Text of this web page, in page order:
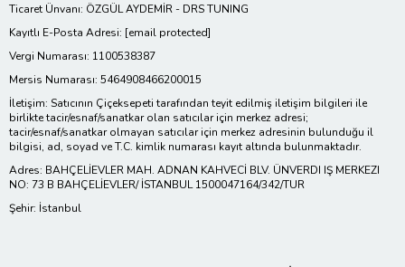
Ticaret Ünvanı: ÖZGÜL AYDEMİR - DRS TUNING
Kayıtlı E-Posta Adresi: [email protected]
Vergi Numarası: 1100538387
Mersis Numarası: 5464908466200015
İletişim: Satıcının Çiçeksepeti tarafından teyit edilmiş iletişim bilgileri ile
birlikte tacir/esnaf/sanatkar olan satıcılar için merkez adresi;
tacir/esnaf/sanatkar olmayan satıcılar için merkez adresinin bulunduğu il
bilgisi, ad, soyad ve T.C. kimlik numarası kayıt altında bulunmaktadır.
Adres: BAHÇELİEVLER MAH. ADNAN KAHVECİ BLV. ÜNVERDI IŞ MERKEZI
NO: 73 B BAHÇELİEVLER/ İSTANBUL 1500047164/342/TUR
Şehir: İstanbul